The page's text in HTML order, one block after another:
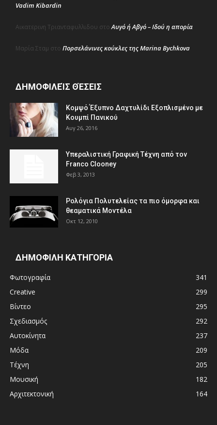
Vadim Kibardin
Αικατερινη Τριανταφυλλιδου στοΑυγό ή Αβγό – Ιδού η απορία
Μαρία Σταμ στο Πορσελάνινες κούκλες της Marina Bychkova
ΔΗΜΟΦΙΛΕΊΣ ΘΈΣΕΙΣ
Κομψό Έξυπνο Δαχτυλίδι Εξοπλισμένο με
Κουμπί Πανικού
Αυγ 26, 2016
Υπεραλιστική Γραφική Τέχνη από τον
Franco Clooney
Φεβ 3, 2013
Ρολόγια Πολυτελείας τα πιο όμορφα και
θεαματικά Μοντέλα
Οκτ 12, 2010
ΔΗΜΟΦΙΛΗ ΚΑΤΗΓΟΡΙΑ
Φωτογραφία
341
Creative
299
Βίντεο
295
Σχεδιασμός
292
Αυτοκίνητα
237
Μόδα
209
Τέχνη
205
Μουσική
182
Αρχιτεκτονική
164